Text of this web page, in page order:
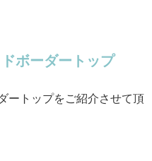
ボーダートップ
ートップをご紹介させて頂